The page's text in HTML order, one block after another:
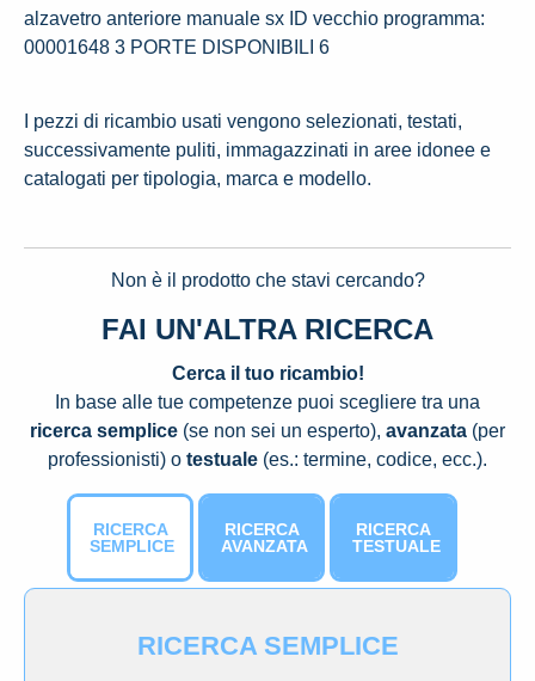
alzavetro anteriore manuale sx ID vecchio programma:
00001648 3 PORTE DISPONIBILI 6
I pezzi di ricambio usati vengono selezionati, testati,
successivamente puliti, immagazzinati in aree idonee e
catalogati per tipologia, marca e modello.
Non è il prodotto che stavi cercando?
FAI UN'ALTRA RICERCA
Cerca il tuo ricambio!
In base alle tue competenze puoi scegliere tra una
ricerca semplice (se non sei un esperto), avanzata (per
professionisti) o testuale (es.: termine, codice, ecc.).
RICERCA
SEMPLICE
RICERCA
AVANZATA
RICERCA
TESTUALE
RICERCA SEMPLICE